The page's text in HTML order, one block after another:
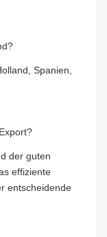
Spanien,
der guten
effiziente
entscheidende